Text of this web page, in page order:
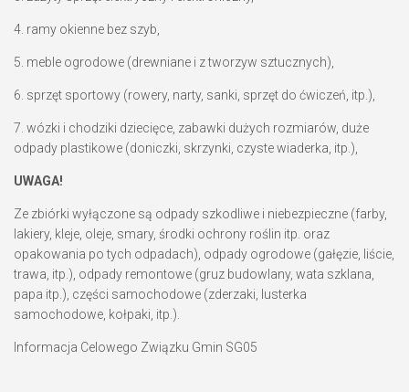
4. ramy okienne bez szyb,
5. meble ogrodowe (drewniane i z tworzyw sztucznych),
6. sprzęt sportowy (rowery, narty, sanki, sprzęt do ćwiczeń, itp.),
7. wózki i chodziki dziecięce, zabawki dużych rozmiarów, duże
odpady plastikowe (doniczki, skrzynki, czyste wiaderka, itp.),
UWAGA!
Ze zbiórki wyłączone są odpady szkodliwe i niebezpieczne (farby,
lakiery, kleje, oleje, smary, środki ochrony roślin itp. oraz
opakowania po tych odpadach), odpady ogrodowe (gałęzie, liście,
trawa, itp.), odpady remontowe (gruz budowlany, wata szklana,
papa itp.), części samochodowe (zderzaki, lusterka
samochodowe, kołpaki, itp.).
Informacja Celowego Związku Gmin SG05